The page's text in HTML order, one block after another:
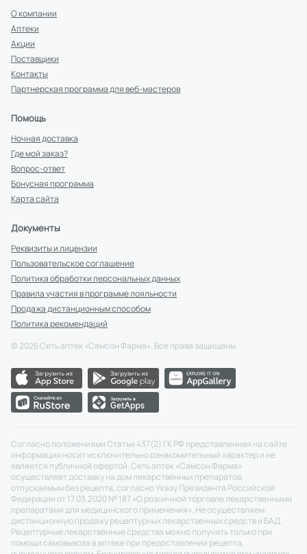
О компании
Аптеки
Акции
Поставщики
Контакты
Партнерская программа для веб-мастеров
Помощь
Ночная доставка
Где мой заказ?
Вопрос-ответ
Бонусная программа
Карта сайта
Документы
Реквизиты и лицензии
Пользовательское соглашение
Политика обработки персональных данных
Правила участия в программе лояльности
Продажа дистанционным способом
Политика рекомендаций
© 2026Сеть аптек «Самсон Фарма». Все права защищены
Согласно положениями Статьи 437(2) ГК РФ представленная на сайте
информация носит исключительно ознакомительный характер и не
является публичной офертой. Сеть аптек «Самсон Фарма»
осуществляет доставку на дом лекарственных препаратов,
отпускаемым без рецепта, согласно Указу Президента Российской
Федерации от 17.03.2020 № 187 «О розничной торговле лекарственными
препаратами для медицинского применения». Не осуществляем
дистанционную продажу рецептурных лекарственных средств и БАД.
Рецептурные лекарственные средства можно получить только при
помощи самовывоза в аптеке при предоставлении рецепта,